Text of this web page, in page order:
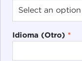
Idioma (Otro) *